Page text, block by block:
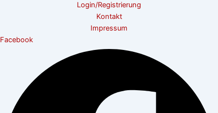
Login/Registrierung
Kontakt
Impressum
Facebook